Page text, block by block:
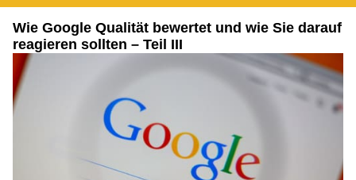
Wie Google Qualität bewertet und wie Sie darauf
reagieren sollten – Teil III